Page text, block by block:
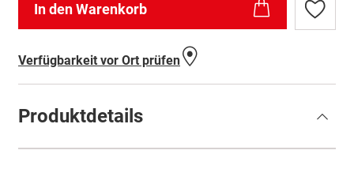
In den Warenkorb
Zur
Verfügbarkeit vor Ort prüfen
Produktdetails